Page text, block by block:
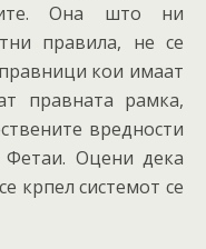
Она што ни
правила, не се
кои имаат
правната рамка,
вредности
Оцени дека
крпел системот се